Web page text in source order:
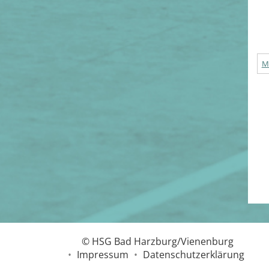
© HSG Bad Harzburg/Vienenburg
• Impressum • Datenschutzerklärung